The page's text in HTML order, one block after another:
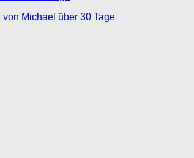
Michael über 30 Tage